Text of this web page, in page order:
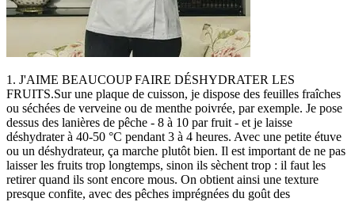
1. J'AIME BEAUCOUP FAIRE DÉSHYDRATER LES
FRUITS.Sur une plaque de cuisson, je dispose des feuilles fraîches
ou séchées de verveine ou de menthe poivrée, par exemple. Je pose
dessus des lanières de pêche - 8 à 10 par fruit - et je laisse
déshydrater à 40-50 °C pendant 3 à 4 heures. Avec une petite étuve
ou un déshydrateur, ça marche plutôt bien. Il est important de ne pas
laisser les fruits trop longtemps, sinon ils sèchent trop : il faut les
retirer quand ils sont encore mous. On obtient ainsi une texture
presque confite, avec des pêches imprégnées du goût des